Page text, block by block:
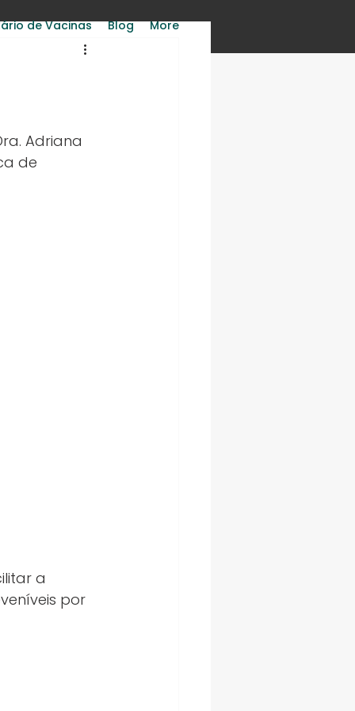
de Vacinas Blog More
Adriana
de
a
por